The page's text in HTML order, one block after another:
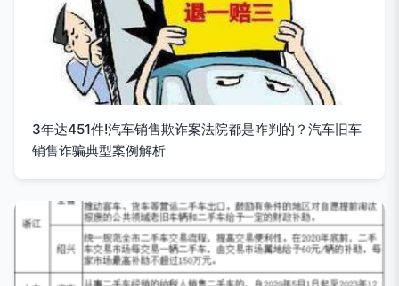
3年达451件!汽车销售欺诈案法院都是咋判的？汽车旧车
销售诈骗典型案例解析